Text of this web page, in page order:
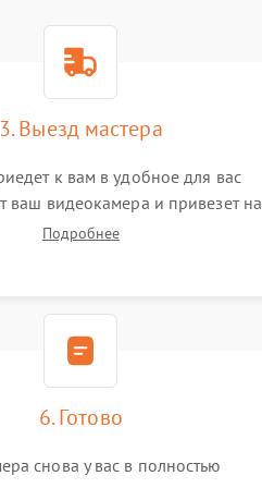
3. Выезд мастера
к вам в удобное для вас
ваш видеокамера и привезет на
Подробнее
6. Готово
снова у вас в полностью